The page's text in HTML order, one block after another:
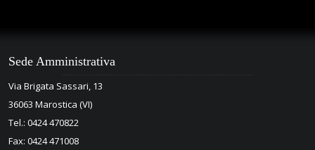
Sede Amministrativa
Via Brigata Sassari, 13
36063 Marostica (VI)
Tel.: 0424 470822
Fax: 0424 471008